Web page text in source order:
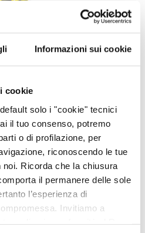
Informazioni sui cookie
cookie
solo i "cookie" tecnici
il tuo consenso, potremo
o di profilazione, per
riconoscendo le tue
Ricorda che la chiusura
il permanere delle sole
l’esperienza di
Invitiamo a
SCHEDA DI SICUREZZA
mediante potenti additivi
anti-usura.